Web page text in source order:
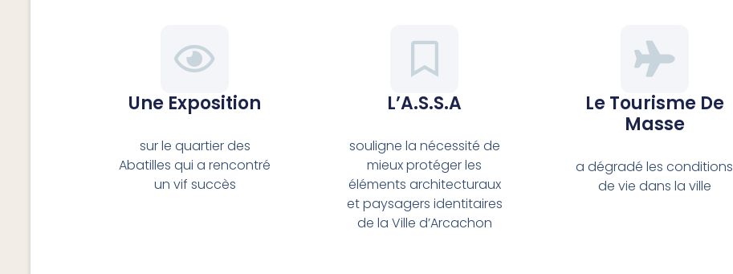
Une Exposition
sur le quartier des
Abatilles qui a rencontré
un vif succès
L’A.S.S.A
souligne la nécessité de
mieux protéger les
éléments architecturaux
et paysagers identitaires
de la Ville d’Arcachon
Le Tourisme De
Masse
a dégradé les conditions
de vie dans la ville